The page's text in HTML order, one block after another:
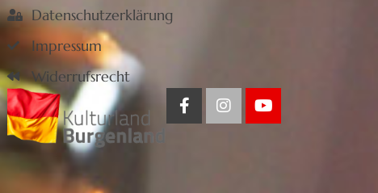
Datenschutzerklärung
Impressum
Widerrufsrecht